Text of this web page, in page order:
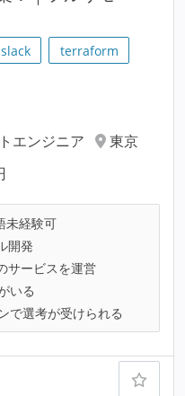
slack
terraform
エンジニア
東京
未経験可
開発
サービスを運営
いる
で選考が受けられる